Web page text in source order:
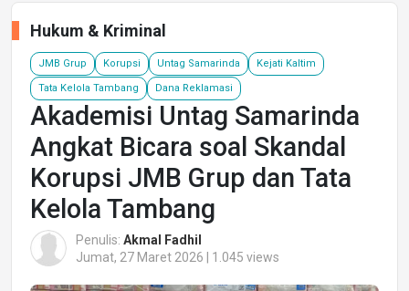
Hukum & Kriminal
JMB Grup Korupsi Untag Samarinda Kejati Kaltim
Tata Kelola Tambang Dana Reklamasi
Akademisi Untag Samarinda
Angkat Bicara soal Skandal
Korupsi JMB Grup dan Tata
Kelola Tambang
Penulis: Akmal Fadhil
Jumat, 27 Maret 2026 | 1.045 views